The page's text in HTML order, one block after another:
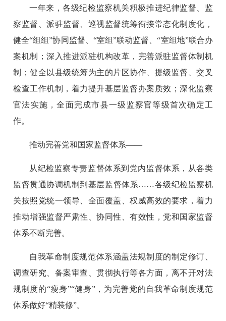
一年来，各级纪检监察机关积极推进纪律监督、监
察监督、派驻监督、巡视监督统筹衔接常态化制度化，
健全“组组”协同监督、“室组”联动监督、“室组地”联合办
案机制；深入推进派驻机构改革，完善派驻监督体制机
制；健全以县级统筹为主的片区协作、提级监督、交叉
检查工作机制，着力提升基层监督办案质效；深化监察
官法实施，全面完成市县一级监察官等级首次确定工
作。
推动完善党和国家监督体系——
从纪检监察专责监督体系到党内监督体系，从各类
监督贯通协调机制到基层监督体系……各级纪检监察机
关按照党统一领导、全面覆盖、权威高效的要求，着力
推动增强监督严肃性、协同性、有效性，党和国家监督
体系不断完善。
自我革命制度规范体系涵盖法规制度的制定修订、
调查研究、备案审查、贯彻执行等各方面，离不开对法
规制度的“瘦身”“健身”，为完善党的自我革命制度规范
体系做好“精装修”。